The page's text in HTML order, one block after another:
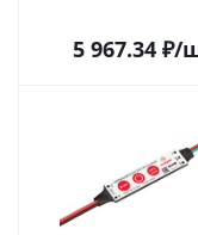
5 967.34₽/